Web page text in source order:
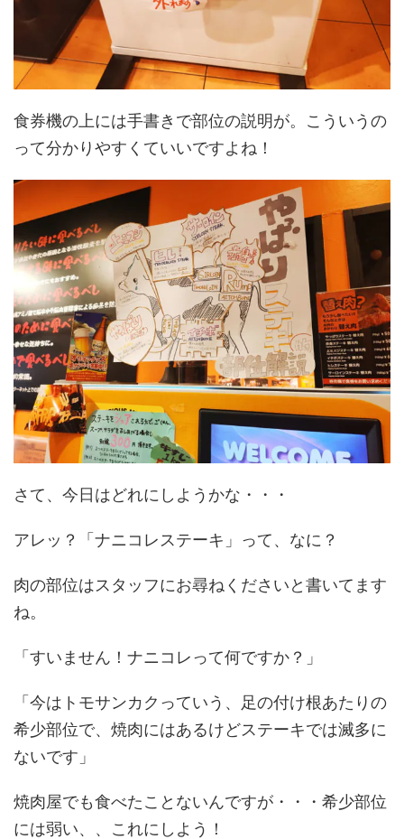
食券機の上には手書きで部位の説明が。こういうの
って分かりやすくていいですよね！
さて、今日はどれにしようかな・・・
アレッ？「ナニコレステーキ」って、なに？
肉の部位はスタッフにお尋ねくださいと書いてます
ね。
「すいません！ナニコレって何ですか？」
「今はトモサンカクっていう、足の付け根あたりの
希少部位で、焼肉にはあるけどステーキでは滅多に
ないです」
焼肉屋でも食べたことないんですが・・・希少部位
には弱い、、これにしよう！